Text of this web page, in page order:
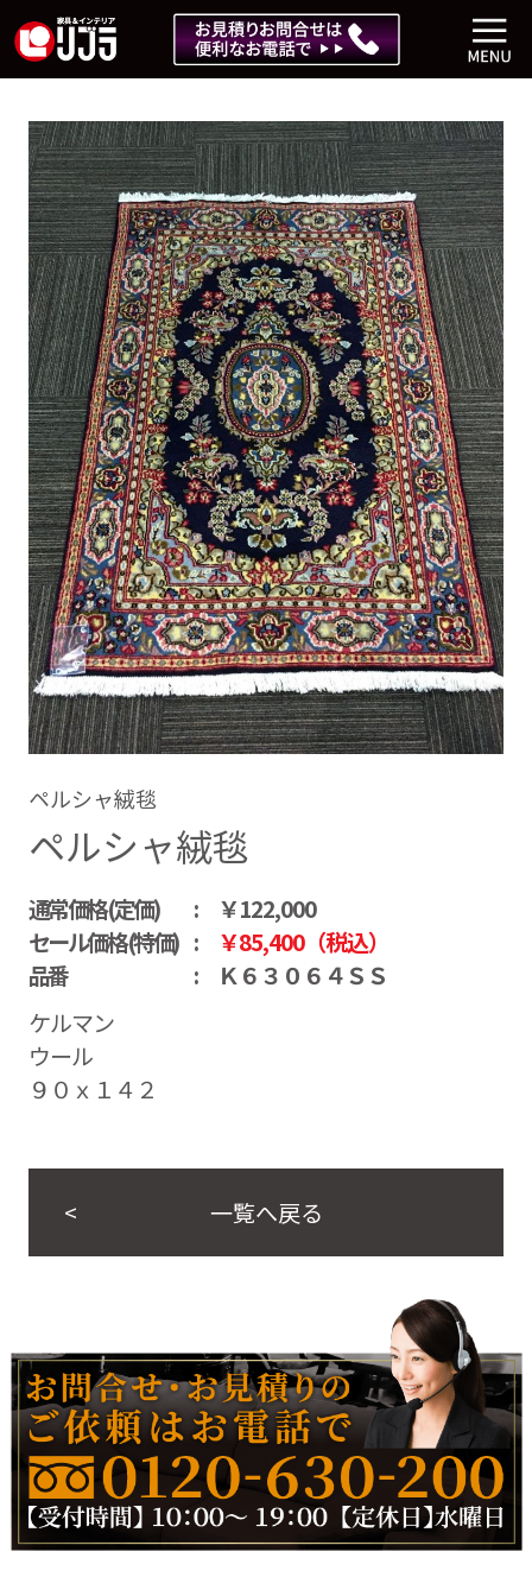
ペルシャ絨毯
ペルシャ絨毯
通常価格(定価)
￥122,000
セール価格(特価)
￥85,400（税込）
品番
Ｋ６３０６４ＳＳ
ケルマン
ウール
９０ｘ１４２
一覧へ戻る